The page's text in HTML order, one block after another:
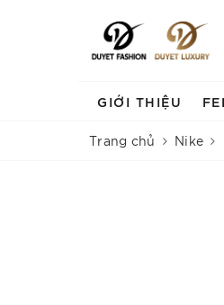
GIỚI THIỆU
Trang chủ Nike